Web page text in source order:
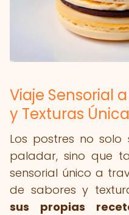
Viaje Sensorial
y Texturas
Los postres no
paladar, sino que
sensorial único a
de sabores y
sus propias